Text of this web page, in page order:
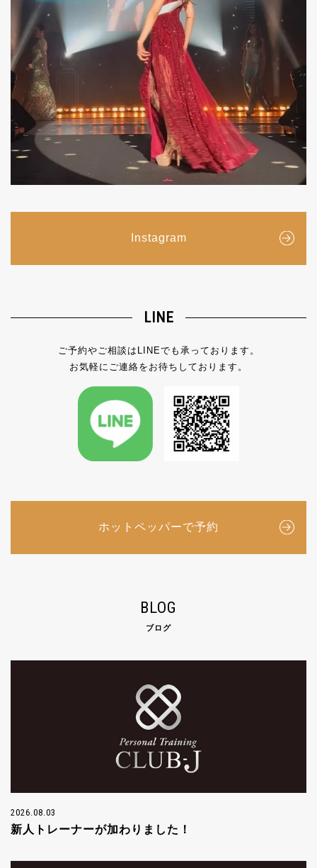
Instagram
LINE
ご予約やご相談はLINEでも承っております。
お気軽にご連絡をお待ちしております。
ホットペッパーで予約
BLOG
ブログ
2026.08.03
新人トレーナーが加わりました！